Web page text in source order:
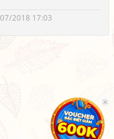
2018 17:03